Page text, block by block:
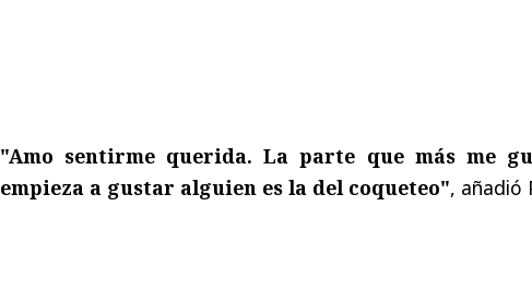
"Amo sentirme querida. La parte que más me
empieza a gustar alguien es la del coqueteo", añadió